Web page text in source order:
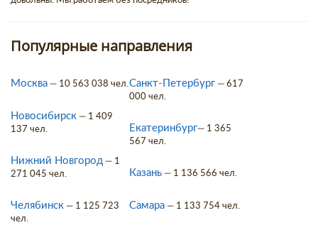
Популярные направления
Москва — 10 563 038 чел.
Новосибирск — 1 409
137 чел.
Нижний Новгород — 1
271 045 чел.
Челябинск — 1 125 723
чел.
Санкт-Петербург — 617
000 чел.
Екатеринбург— 1 365
567 чел.
Казань — 1 136 566 чел.
Самара — 1 133 754 чел.